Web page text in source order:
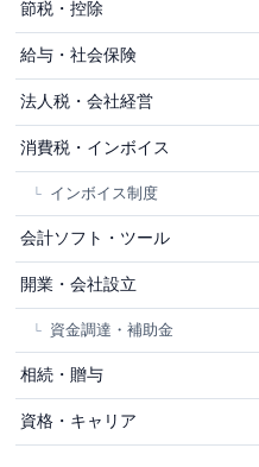
節税・控除
給与・社会保険
法人税・会社経営
消費税・インボイス
インボイス制度
会計ソフト・ツール
開業・会社設立
資金調達・補助金
相続・贈与
資格・キャリア